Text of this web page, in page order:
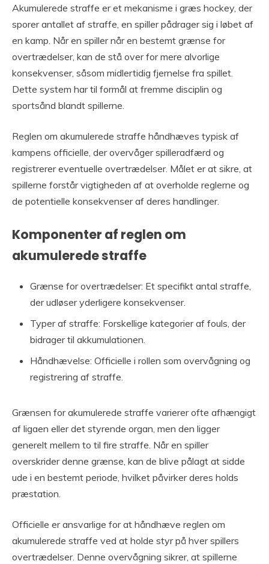
Akumulerede straffe er et mekanisme i græs hockey, der
sporer antallet af straffe, en spiller pådrager sig i løbet af
en kamp. Når en spiller når en bestemt grænse for
overtrædelser, kan de stå over for mere alvorlige
konsekvenser, såsom midlertidig fjernelse fra spillet.
Dette system har til formål at fremme disciplin og
sportsånd blandt spillerne.
Reglen om akumulerede straffe håndhæves typisk af
kampens officielle, der overvåger spilleradfærd og
registrerer eventuelle overtrædelser. Målet er at sikre, at
spillerne forstår vigtigheden af at overholde reglerne og
de potentielle konsekvenser af deres handlinger.
Komponenter af reglen om
akumulerede straffe
Grænse for overtrædelser: Et specifikt antal straffe,
der udløser yderligere konsekvenser.
Typer af straffe: Forskellige kategorier af fouls, der
bidrager til akkumulationen.
Håndhævelse: Officielle i rollen som overvågning og
registrering af straffe.
Grænsen for akumulerede straffe varierer ofte afhængigt
af ligaen eller det styrende organ, men den ligger
generelt mellem to til fire straffe. Når en spiller
overskrider denne grænse, kan de blive pålagt at sidde
ude i en bestemt periode, hvilket påvirker deres holds
præstation.
Officielle er ansvarlige for at håndhæve reglen om
akumulerede straffe ved at holde styr på hver spillers
overtrædelser. Denne overvågning sikrer, at spillerne